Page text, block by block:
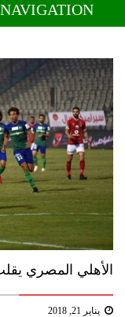
NAVIGATION
الأهلي المصري
يناير 21, 2018